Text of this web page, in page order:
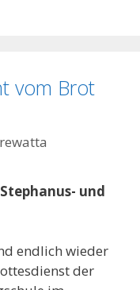
vom Brot
und
endlich wieder
der